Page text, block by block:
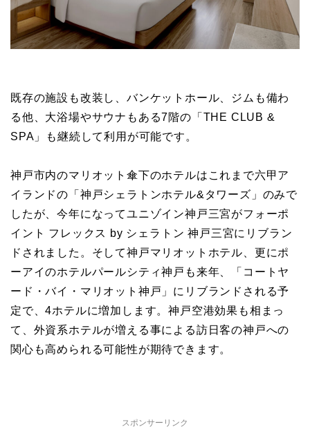
既存の施設も改装し、バンケットホール、ジムも備わ
る他、大浴場やサウナもある7階の「THE CLUB &
SPA」も継続して利用が可能です。
神戸市内のマリオット傘下のホテルはこれまで六甲ア
イランドの「神戸シェラトンホテル&タワーズ」のみで
したが、今年になってユニゾイン神戸三宮がフォーポ
イント フレックス by シェラトン 神戸三宮にリブラン
ドされました。そして神戸マリオットホテル、更にポ
ーアイのホテルパールシティ神戸も来年、「コートヤ
ード・バイ・マリオット神戸」にリブランドされる予
定で、4ホテルに増加します。神戸空港効果も相まっ
て、外資系ホテルが増える事による訪日客の神戸への
関心も高められる可能性が期待できます。
スポンサーリンク